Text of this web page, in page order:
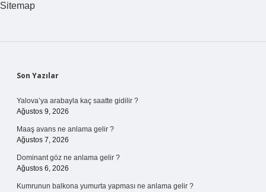
Sitemap
Sidebar
Son Yazılar
Yalova’ya arabayla kaç saatte gidilir ?
Ağustos 9, 2026
Maaş avans ne anlama gelir ?
Ağustos 7, 2026
Dominant göz ne anlama gelir ?
Ağustos 6, 2026
Kumrunun balkona yumurta yapması ne anlama gelir ?